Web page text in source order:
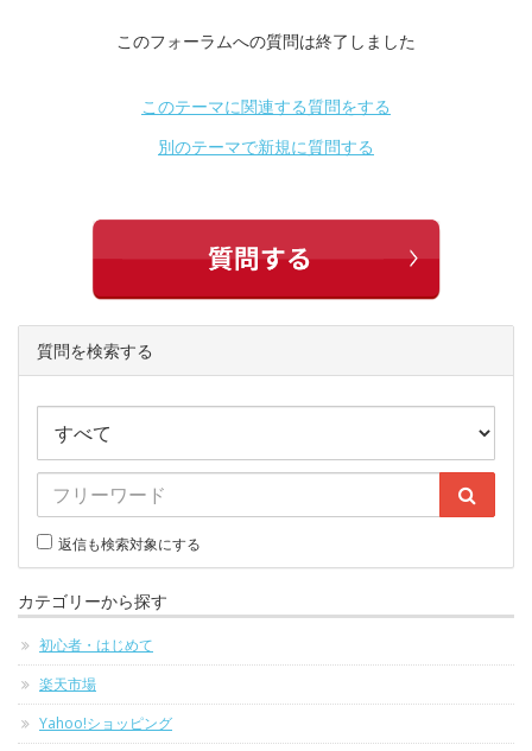
このフォーラムへの質問は終了しました
このテーマに関連する質問をする
別のテーマで新規に質問する
質問を検索する
返信も検索対象にする
カテゴリーから探す
初心者・はじめて
楽天市場
Yahoo!ショッピング